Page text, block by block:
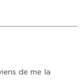
de me la